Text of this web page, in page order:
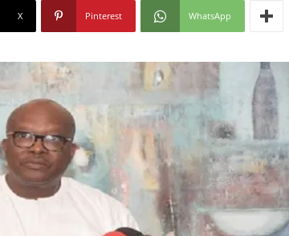
X Pinterest WhatsApp